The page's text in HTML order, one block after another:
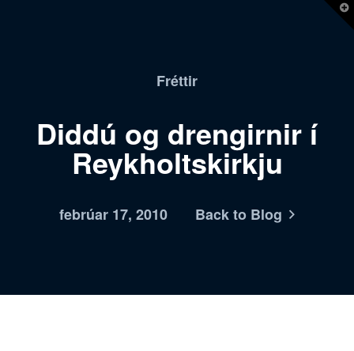
Fréttir
Diddú og drengirnir í
Reykholtskirkju
febrúar 17, 2010 Back to Blog